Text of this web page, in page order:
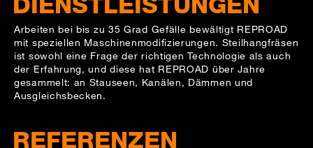
Arbeiten bei bis zu 35 Grad Gefälle bewältigt REPROAD
mit speziellen Maschinenmodifizierungen. Steilhangfräsen
ist sowohl eine Frage der richtigen Technologie als auch
der Erfahrung, und diese hat REPROAD über Jahre
gesammelt: an Stauseen, Kanälen, Dämmen und
Ausgleichsbecken.
REFERENZEN